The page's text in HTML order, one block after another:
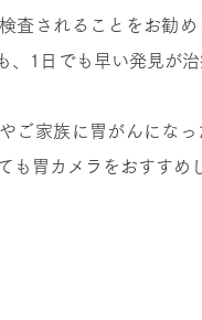
査されることをお勧
、1日でも早い発見が
ご家族に胃がんにな
も胃カメラをおすすめ